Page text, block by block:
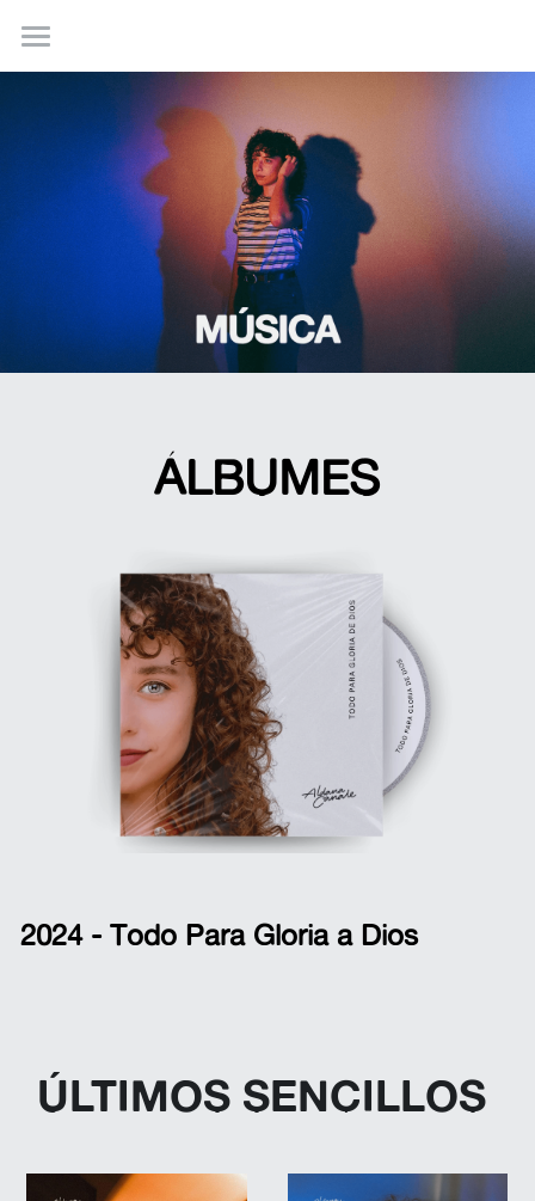
MÚSICA
RECURSOS
LETRAS Y ACORDES
KIT DE PRENSA
ÁLBUMES
2024 - Todo Para Gloria a Dios
ÚLTIMOS SENCILLOS